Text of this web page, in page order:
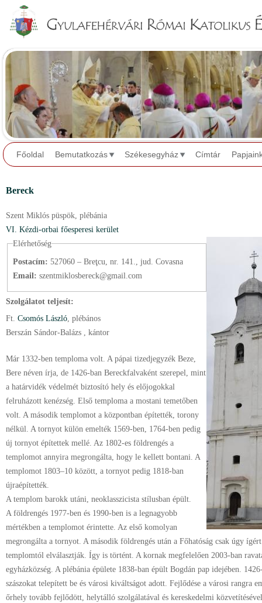
Főoldal Bemutatkozás Székesegyház Címtár
Bereck
Szent Miklós püspök, plébánia
VI. Kézdi-orbai főesperesi kerület
Elérhetőség
Postacím:
527060 – Breţcu, nr. 141., jud. Covasna
Email: szentmiklosbereck@gmail.com
Szolgálatot teljesít:
Ft. Csomós László , plébános
Berszán Sándor-Balázs , kántor
Már 1332-ben temploma volt. A pápai tizedjegyzék Beze,
Bere néven írja, de 1426-ban Bereckfalvaként szerepel, mint
a határvidék védelmét biztosító hely és előjogokkal
felruházott kenézség. Első temploma a mostani temetőben
volt. A második templomot a központban építették, torony
nélkül. A tornyot külön emelték 1569-ben, 1764-ben pedig
új tornyot építettek mellé. Az 1802-es földrengés a
templomot annyira megrongálta, hogy le kellett bontani. A
templomot 1803–10 között, a tornyot pedig 1818-ban
újraépítették.
A templom barokk utáni, neoklasszicista stílusban épült.
A földrengés 1977-ben és 1990-ben is a legnagyobb
mértékben a templomot érintette. Az első komolyan
megrongálta a tornyot. A második földrengés után a Főhatóság csak úgy
templomtól elválasztják. Így is történt. A kornak megfelelően 2003-ban
egyházközség. A plébánia épülete 1838-ban épült Bogdán pap idejében.
szászokat telepített be és városi kiváltságot adott. Fejlődése a városi rangra
őrhely tovább fejlődött, helytálló szolgálatával és kereskedelmi